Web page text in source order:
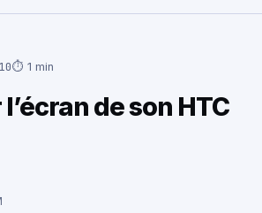
⏱ 1 min
de son HTC